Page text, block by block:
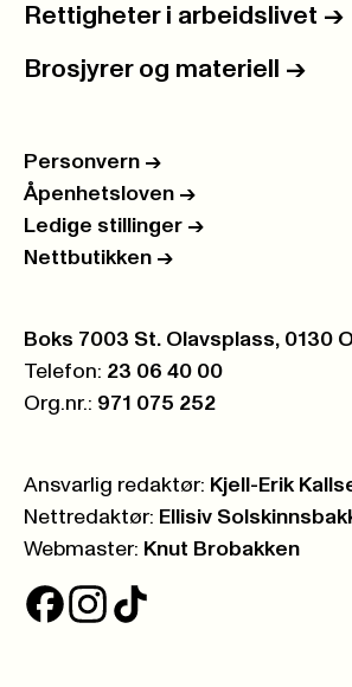
Rettigheter i arbeidslivet ->
Brosjyrer og materiell ->
Personvern ->
Åpenhetsloven ->
Ledige stillinger ->
Nettbutikken ->
Postboks:
Boks 7003 St. Olavsplass, 0130
Telefon: 23 06 40 00
Org.nr.: 971 075 252
Ansvarlig redaktør: Kjell-Erik
Nettredaktør: Ellisiv
Webmaster: Knut Brobakken